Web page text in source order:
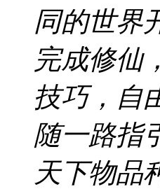
同的世界
完成修仙
技巧，自
随一路指
天下物品